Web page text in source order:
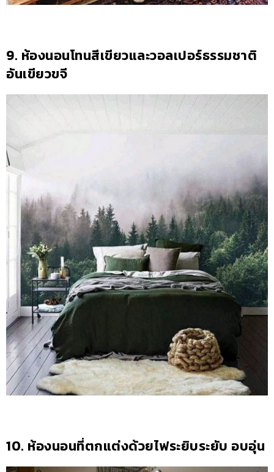
9. ห้องนอนโทนสีเขียวและวอลเปอร์ธรรมชาติ
อันเขียวขจี
10. ห้องนอนที่ตกแต่งด้วยไฟระยิบระยับ อบอุ่น